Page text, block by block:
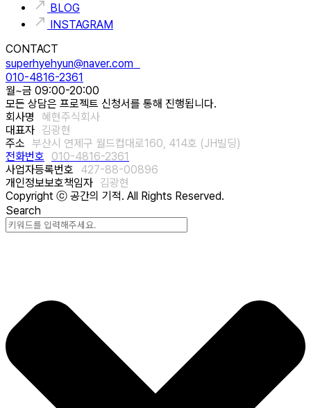
BLOG
INSTAGRAM
CONTACT
superhyehyun@naver.com
010-4816-2361
월~금 09:00-20:00
모든 상담은 프로젝트 신청서를 통해 진행됩니다.
회사명
혜현주식회사
대표자 김광현
주소 부산시 연제구 월드컵대로160, 414호 (JH빌딩)
전화번호
010-4816-2361
사업자등록번호
427-88-00896
개인정보보호책임자 김광현
Copyright ⓒ 공간의 기적. All Rights Reserved.
Search